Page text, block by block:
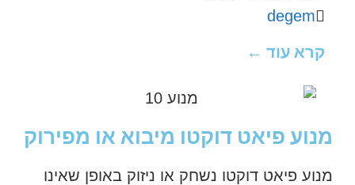
degem
קרא עוד ←
מנוע פיאט דוקטו מיבוא או מפירוק
מנוע פיאט דוקטו נשחק או ניזוק באופן שאינו